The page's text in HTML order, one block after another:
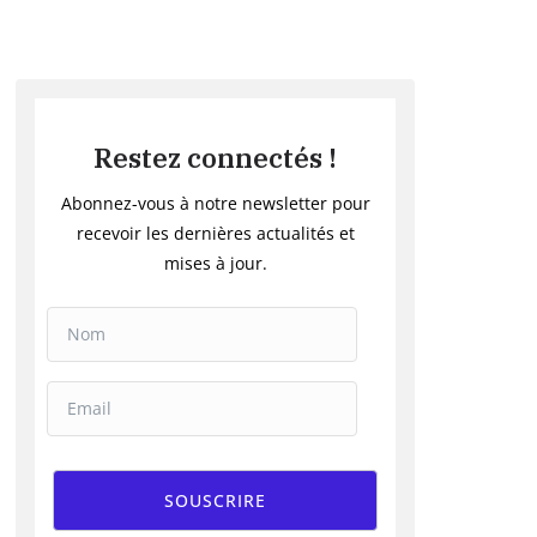
Restez connectés !
Abonnez-vous à notre newsletter pour
recevoir les dernières actualités et
mises à jour.
SOUSCRIRE